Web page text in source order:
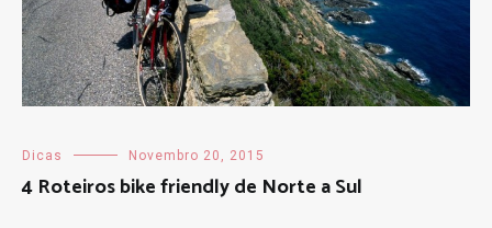
Dicas Novembro 20, 2015
4 Roteiros bike friendly de Norte a Sul